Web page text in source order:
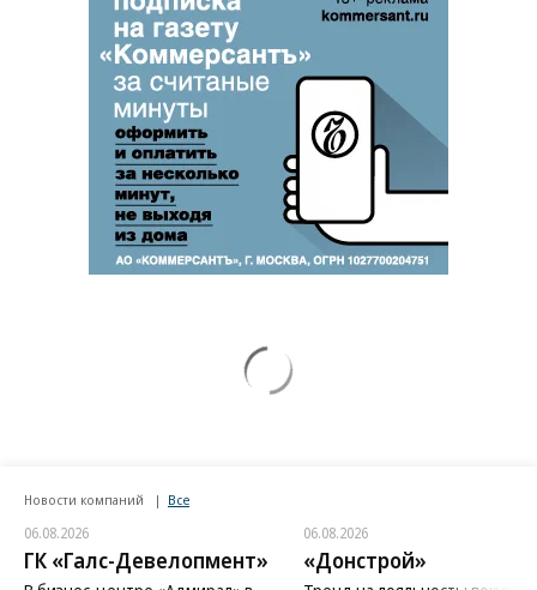
Новости компаний Все
06.08.2026
ГК «Галс-Девелопмент»
06.08.2026
«Донстрой»